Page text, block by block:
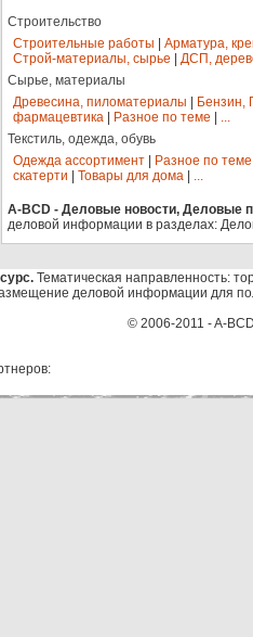
Строительство
Строительные работы
Арматура,
Строй-материалы, сырье
ДСП,
Сырье, материалы
Древесина, пиломатериалы
Бензин,
фармацевтика
Разное по теме
...
Текстиль, одежда, обувь
Одежда ассортимент
Разное по теме
скатерти
Товары для дома ...
A-BCD - Деловые новости, Деловые
деловой информации в разделах:
Тематическая направленность:
деловой информации для
© 2006-2011 - A-